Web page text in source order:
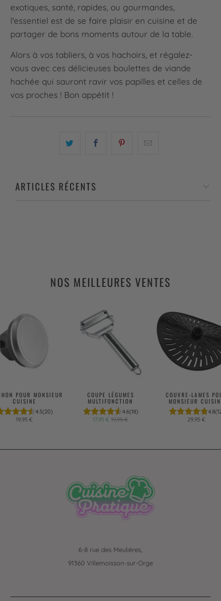
exotiques, santé, rapides, ou gourmandes,
l'essentiel est de se faire plaisir en cuisine et de
partager de bons moments autour de la table.
Alors à vos tabliers, à vos hachoirs, et régalez-
vous avec ces délicieuses boulettes de viande
hachée qui sauront ravir vos papilles et celles de
vos proches ! Bon appétit !
ARTICLES RÉCENTS
NOS MEILLEURES VENTES
POUR MONSIEUR
CUISINE
4.5(20)
19,95 €
COUPE LÉGUMES
MULTIFONCTION
4.6(18)
17,95 €19,95 €
COUVRE-LAMES
MONSIEUR
4.8
29,95 €
6-8 rue des Meulières,
91360 Villemoisson-sur-Orge